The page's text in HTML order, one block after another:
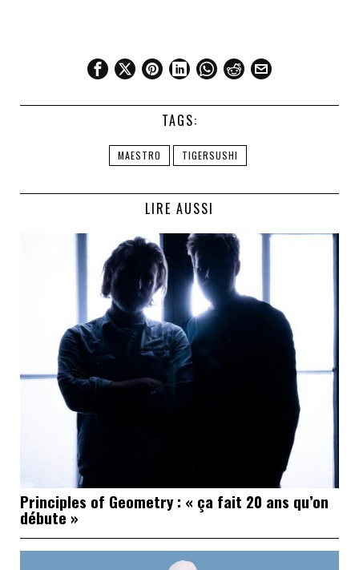
TAGS:
MAESTRO TIGERSUSHI
LIRE AUSSI
Principles of Geometry : « ça fait 20 ans qu’on
débute »